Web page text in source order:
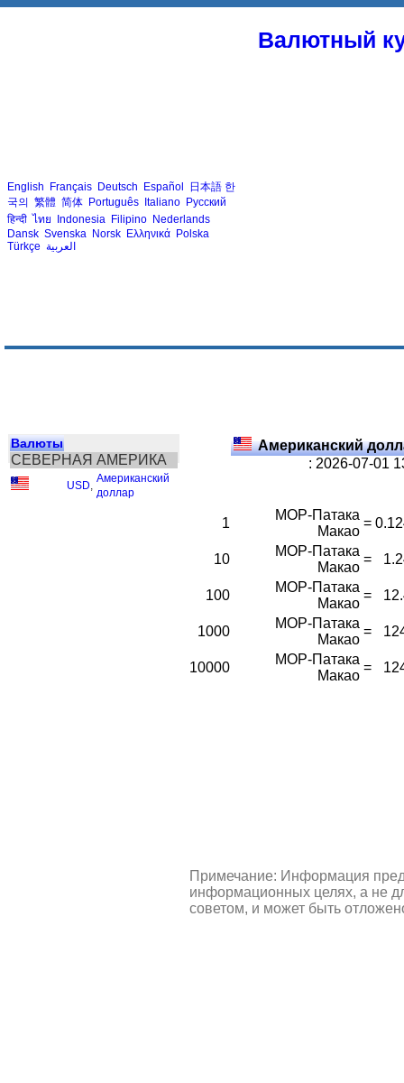
Валютный
English Français Deutsch Español 日本語 한
국의 繁體 简体 Português Italiano Русский
हिन्दी ไทย Indonesia Filipino Nederlands
Dansk Svenska Norsk Ελληνικά Polska
Türkçe العربية
Валюты
СЕВЕРНАЯ АМЕРИКА
USD
Американский
доллар
Американский
: 2026-07-01
1
MOP-Патака
Макао
=
10
MOP-Патака
Макао
=
100
MOP-Патака
Макао
=
1000
MOP-Патака
Макао
=
10000
MOP-Патака
Макао
=
Примечание: Информация
информационных целях, а не
советом, и может быть